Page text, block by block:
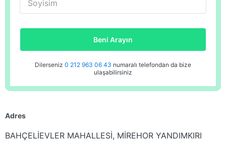
Soyisim
Beni Arayın
Dilerseniz 0 212 963 06 43 numaralı telefondan da bize
ulaşabilirsiniz
Adres
BAHÇELİEVLER MAHALLESİ, MİREHOR YANDIMKIRI